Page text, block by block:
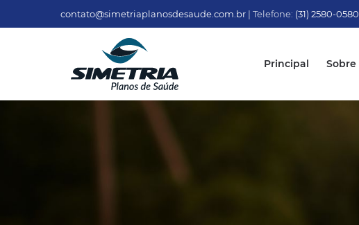
contato@simetriaplanosdesaude.com.br | Telefone: (31) 2580-0580
Principal Sobre